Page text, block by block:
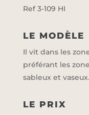
Ref 3-109 HI
LE MODÈLE
Il vit dans les
préférant les
sableux et vaseux.
LE PRIX